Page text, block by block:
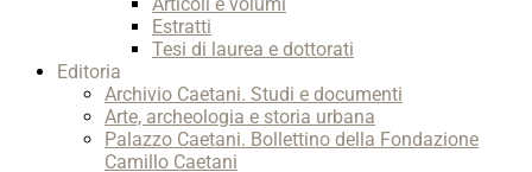
Estratti
Tesi di laurea e dottorati
Editoria
Archivio Caetani. Studi e documenti
Arte, archeologia e storia urbana
Palazzo Caetani. Bollettino della Fondazione
Camillo Caetani